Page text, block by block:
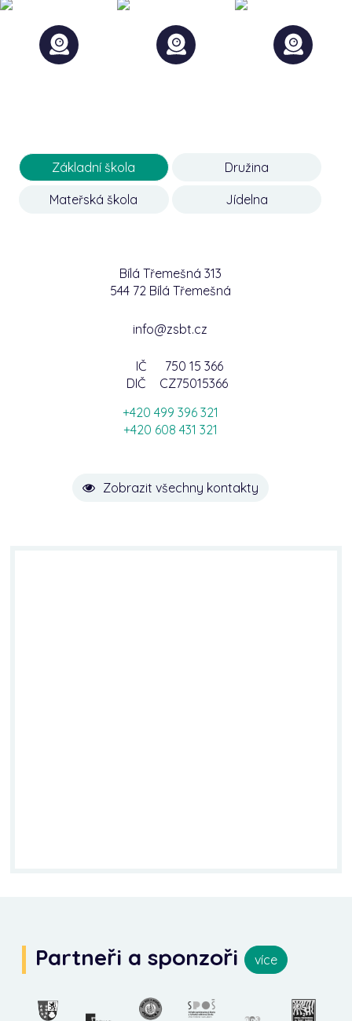
Základní škola Družina
Mateřská škola Jídelna
Bílá Třemešná 313
544 72 Bílá Třemešná
info@zsbt.cz
IČ
750 15 366
DIČ
CZ75015366
+420 499 396 321
+420 608 431 321
Zobrazit všechny kontakty
Partneři a sponzoři více